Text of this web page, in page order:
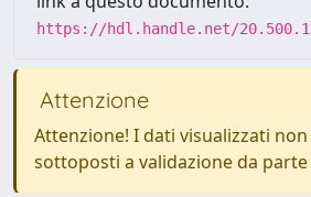
https://hdl.handle.net/
Attenzione
Attenzione! I dati visualizzati
sottoposti a validazione da